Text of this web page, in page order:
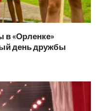
в «Орленке»
день дружбы